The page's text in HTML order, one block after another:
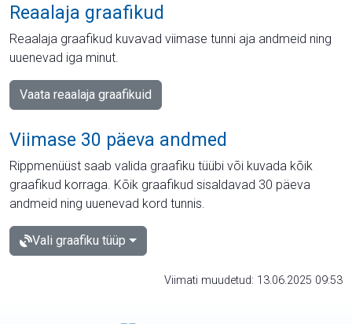
Reaalaja graafikud
Reaalaja graafikud kuvavad viimase tunni aja andmeid ning
uuenevad iga minut.
Vaata reaalaja graafikuid
Viimase 30 päeva andmed
Rippmenüüst saab valida graafiku tüübi või kuvada kõik
graafikud korraga. Kõik graafikud sisaldavad 30 päeva
andmeid ning uuenevad kord tunnis.
Vali graafiku tüüp
Viimati muudetud: 13.06.2025 09:53